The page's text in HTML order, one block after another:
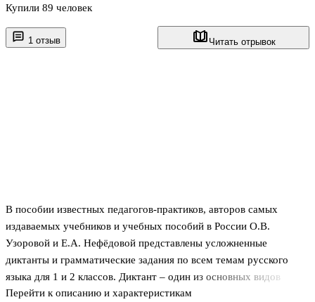
1 отзыв Читать отрывок
В пособии известных педагогов-практиков, авторов самых
издаваемых учебников и учебных пособий в России О.В.
Узоровой и Е.А. Нефёдовой представлены усложненные
диктанты и грамматические задания по всем темам русского
языка для 1 и 2 классов. Диктант – один из основных видов
обучения грамотному письму для закрепления навыков и
Перейти к описанию и характеристикам
Купили 89 человек